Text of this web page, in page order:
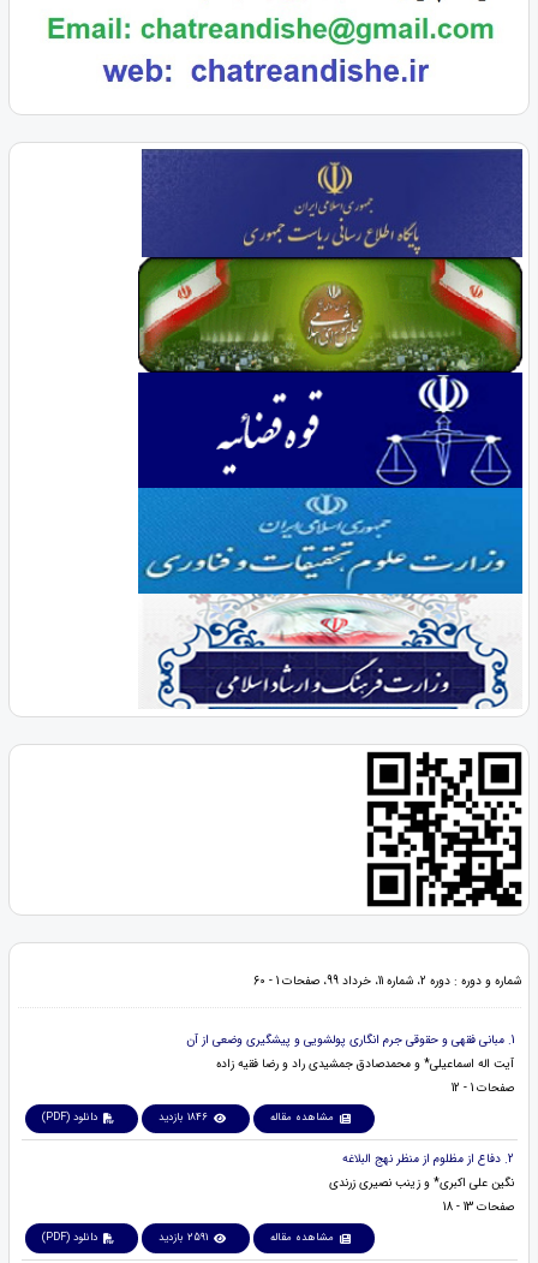
شماره و دوره : دوره 2، شماره 11، خرداد 99، صفحات 1 - 60
1. مبانی فقهی و حقوقی جرم انگاری پولشویی و پیشگیری وضعی از آن
آیت اله اسماعیلی* و محمدصادق جمشیدی راد و رضا فقیه زاده
صفحات 1 - 12
مشاهده مقاله 1846 بازدید دانلود (PDF)
2. دفاع از مظلوم از منظر نهج البلاغه
نگین علی اکبری* و زینب نصیری زرندی
صفحات 13 - 18
مشاهده مقاله 2591 بازدید دانلود (PDF)